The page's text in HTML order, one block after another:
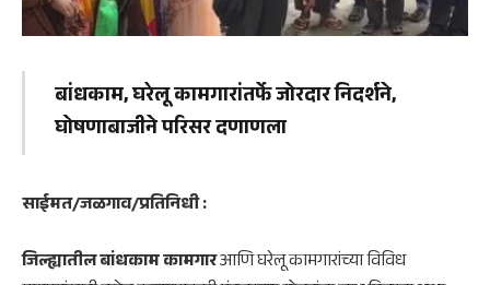
बांधकाम, घरेलू कामगारांतर्फे जोरदार निदर्शने,
घोषणाबाजीने परिसर दणाणला
साईमत/जळगाव/प्रतिनिधी :
जिल्ह्यातील बांधकाम कामगारआणि घरेलू कामगारांच्या विविध